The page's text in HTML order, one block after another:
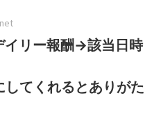
イリー報酬→該当日時
てくれるとありがた